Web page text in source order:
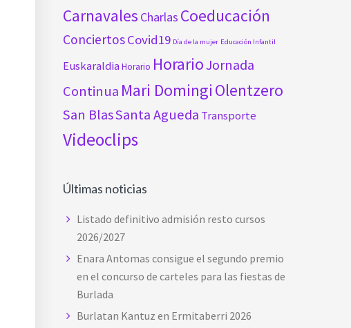
Carnavales Charlas Coeducación
ConciertosCovid19 Día de la mujer Educación Infantil
Euskaraldia Horario HorarioJornada
Continua Mari Domingi Olentzero
San BlasSanta Agueda Transporte
Videoclips
Últimas noticias
Listado definitivo admisión resto cursos
2026/2027
Enara Antomas consigue el segundo premio
en el concurso de carteles para las fiestas de
Burlada
Burlatan Kantuz en Ermitaberri 2026